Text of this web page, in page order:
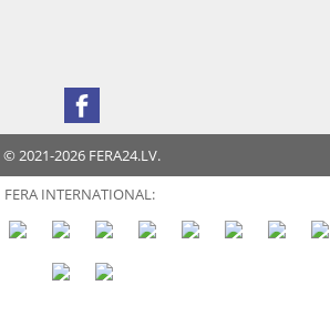
© 2021-2026 FERA24.LV.
FERA INTERNATIONAL: